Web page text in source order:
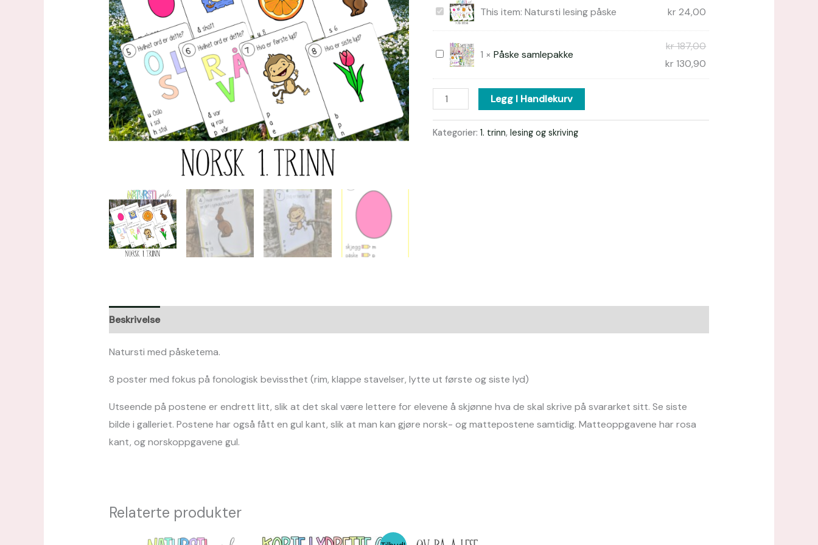
Natursti
lesing
påske
This item: Natursti lesing påske kr24,00
Påske
1 ×Påske samlepakke
kr187,00
kr130,90
Legg I Handlekurv
Kategorier:1. trinn,lesing og skriving
Beskrivelse
Natursti med påsketema.
8 poster med fokus på fonologisk bevissthet (rim, klappe stavelser, lytte ut første og siste lyd)
Utseende på postene er endrett litt, slik at det skal være lettere for elevene å skjønne hva de skal skrive på svararket sitt. Se siste
bilde i galleriet. Postene har også fått en gul kant, slik at man kan gjøre norsk- og mattepostene samtidig. Matteoppgavene har rosa
kant, og norskoppgavene gul.
Relaterte produkter
OpprinneligNåværende